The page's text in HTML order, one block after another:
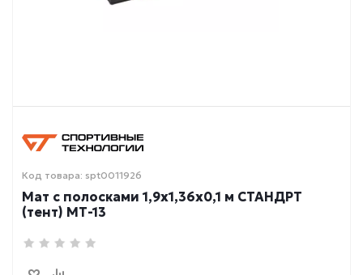
Код товара: spt0011926
Мат с полосками 1,9х1,36х0,1 м СТАНДРТ
(тент) МТ-13